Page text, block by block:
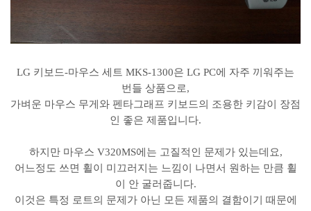
LG 키보드-마우스 세트 MKS-1300은 LG PC에 자주 끼워주는
번들 상품으로,
가벼운 마우스 무게와 펜타그래프 키보드의 조용한 키감이 장점
인 좋은 제품입니다.
하지만 마우스 V320MS에는 고질적인 문제가 있는데요,
어느정도 쓰면 휠이 미끄러지는 느낌이 나면서 원하는 만큼 휠
이 안 굴러줍니다.
이것은 특정 로트의 문제가 아닌 모든 제품의 결함이기 때문에